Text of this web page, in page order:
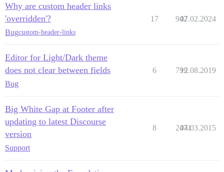
Why are custom header links
'overridden'?
Bugcustom-header-links
17 942
07.02.2024
Editor for Light/Dark theme
does not clear between fields
Bug
6 799
12.08.2019
Big White Gap at Footer after
updating to latest Discourse
version
Support
8 2471
04.03.2015